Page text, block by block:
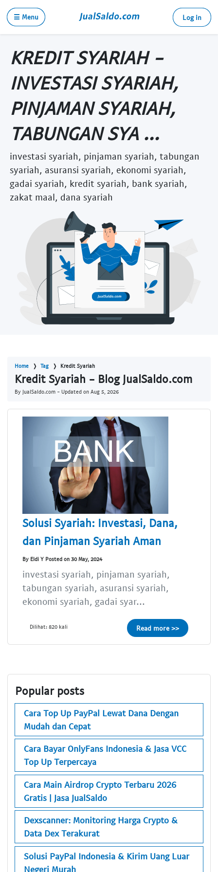
☰ Menu Log in
KREDIT SYARIAH -
INVESTASI SYARIAH,
PINJAMAN SYARIAH,
TABUNGAN SYA ...
investasi syariah, pinjaman syariah, tabungan
syariah, asuransi syariah, ekonomi syariah,
gadai syariah, kredit syariah, bank syariah,
zakat maal, dana syariah
Home Tag Kredit Syariah
Kredit Syariah - Blog JualSaldo.com
By JualSaldo.com - Updated on Aug 5, 2026
Solusi Syariah: Investasi, Dana,
dan Pinjaman Syariah Aman
By Eldi Y Posted on 30 May, 2024
investasi syariah, pinjaman syariah,
tabungan syariah, asuransi syariah,
ekonomi syariah, gadai syar...
Dilihat: 820 kali Read more >>
Popular posts
Cara Top Up PayPal Lewat Dana Dengan
Mudah dan Cepat
Cara Bayar OnlyFans Indonesia & Jasa VCC
Top Up Terpercaya
Cara Main Airdrop Crypto Terbaru 2026
Gratis | Jasa JualSaldo
Dexscanner: Monitoring Harga Crypto &
Data Dex Terakurat
Solusi PayPal Indonesia & Kirim Uang Luar
Negeri Murah